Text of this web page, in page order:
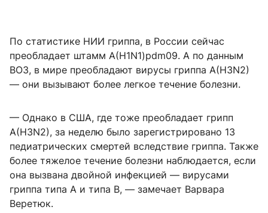
По статистике НИИ гриппа, в России сейчас
преобладает штамм A(H1N1)pdm09. А по данным
ВОЗ, в мире преобладают вирусы гриппа A(H3N2)
— они вызывают более легкое течение болезни.
— Однако в США, где тоже преобладает грипп
A(H3N2), за неделю было зарегистрировано 13
педиатрических смертей вследствие гриппа. Также
более тяжелое течение болезни наблюдается, если
она вызвана двойной инфекцией — вирусами
гриппа типа А и типа В, — замечает Варвара
Веретюк.